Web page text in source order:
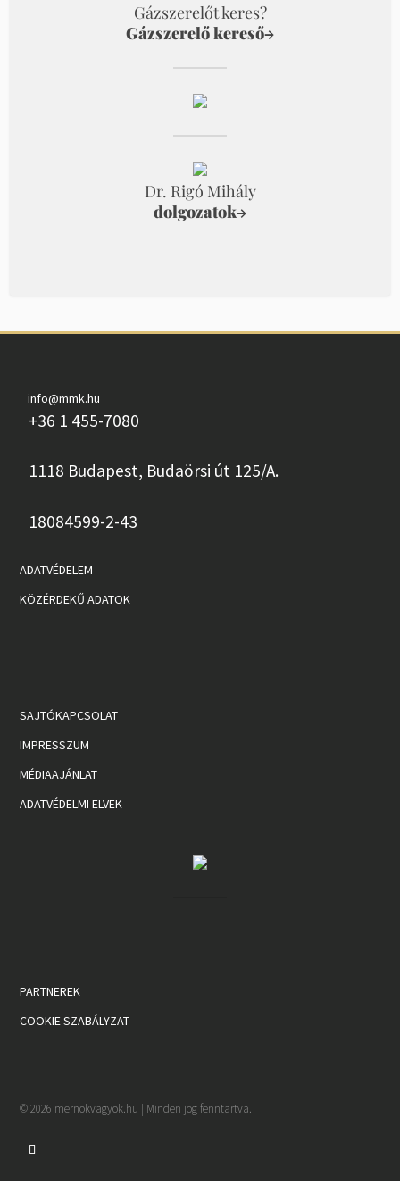
Gázszerelőt keres?
Gázszerelő kereső→
Dr. Rigó Mihály
dolgozatok→
info@mmk.hu
+36 1 455-7080
1118 Budapest, Budaörsi út 125/A.
18084599-2-43
ADATVÉDELEM
KÖZÉRDEKŰ ADATOK
SAJTÓKAPCSOLAT
IMPRESSZUM
MÉDIAAJÁNLAT
ADATVÉDELMI ELVEK
PARTNEREK
COOKIE SZABÁLYZAT
© 2026 mernokvagyok.hu | Minden jog fenntartva.